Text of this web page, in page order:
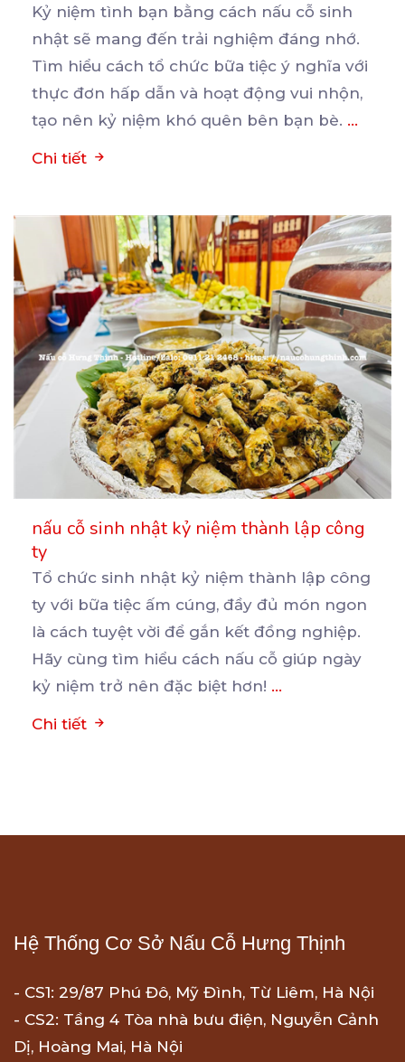
Kỷ niệm tình bạn bằng cách nấu cỗ sinh
nhật sẽ mang đến trải nghiệm đáng nhớ.
Tìm hiểu cách tổ chức bữa tiệc ý nghĩa với
thực đơn hấp dẫn và hoạt động vui nhộn,
tạo nên kỷ niệm khó quên bên bạn bè. ...
Chi tiết
nấu cỗ sinh nhật kỷ niệm thành lập công
ty
Tổ chức sinh nhật kỷ niệm thành lập công
ty với bữa tiệc ấm cúng, đầy đủ món ngon
là cách tuyệt vời để gắn kết đồng nghiệp.
Hãy cùng tìm hiểu cách nấu cỗ giúp ngày
kỷ niệm trở nên đặc biệt hơn! ...
Chi tiết
Hệ Thống Cơ Sở Nấu Cỗ Hưng Thịnh
- CS1: 29/87 Phú Đô, Mỹ Đình, Từ Liêm, Hà Nội
- CS2: Tầng 4 Tòa nhà bưu điện, Nguyễn Cảnh
Dị, Hoàng Mai, Hà Nội